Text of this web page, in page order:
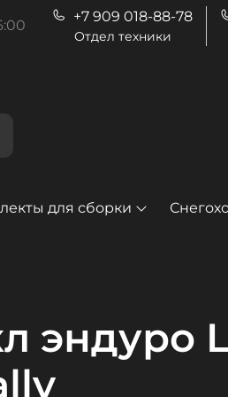
+7 909 018-88-78
Отдел техники
для сборки
эндуро